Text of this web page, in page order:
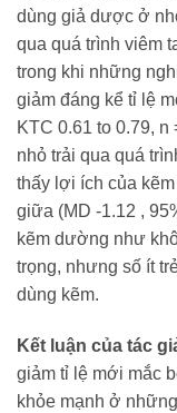
dùng giả dược ở
qua quá trình viêm
trong khi những
giảm đáng kể tỉ lệ
KTC 0.61 to 0.79,
nhỏ trải qua quá
thấy lợi ích của
giữa (MD -1.12 ,
kẽm dường như
trọng, nhưng số ít
dùng kẽm.
Kết luận của tác
giảm tỉ lệ mới mắc
khỏe mạnh ở